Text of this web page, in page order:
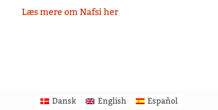
Læs mere om Nafsi her
Dansk English Español